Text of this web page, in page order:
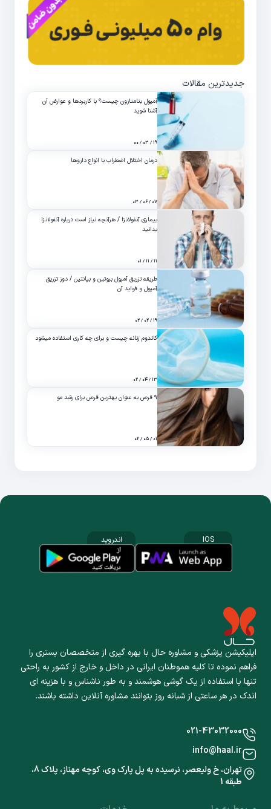
جدیدترین مقالات
آمپول بتامتازون چیست؟ با کاربردها و عوارض آن
آشنا شوید
۱۹ / ۰۳ / ۰۰
درمان اختلال اضطراب با انواع داروها
۰۷ / ۰۶ / ۰۳
بیماری آنفولانزا / هرآنچه نیاز است درباره آنفولانزا
بدانید
۱۱ / ۱۱ / ۰۱
طریقه تزریق آمپول بیوتین و بپانتین / دوز تزریق
آمپول و فواید آن
۱۹ / ۰۲ / ۰۲
کاندوم زنانه چیست و برای چه کاری استفاده میشود
۱۳ / ۰۴ / ۰۲
۹ قرص به عنوان بهترین قرص برای رشد مو
۰۱ / ۰۵ / ۰۲
اپلیکیشن پزشکی و مشاوره حال با بهره گیری از متخصصان بستری را
فراهم نموده تا کلیه هموطنان ایرانی در داخل و خارج از کشور به راحتی
تنها با استفاده از یک گوشی هوشمند و به طور ناشناس و با هزینه ای
اندک در هر ساعتی از شبانه روز بتوانند مشاوره آنلاین داشته باشند.
IOS اندروید
021-43032000
info@haal.ir
تهران، خ ولیعصر، نرسیده به پل پارک وی، کوچه مهناز، پلاک 8،
طبقه 1